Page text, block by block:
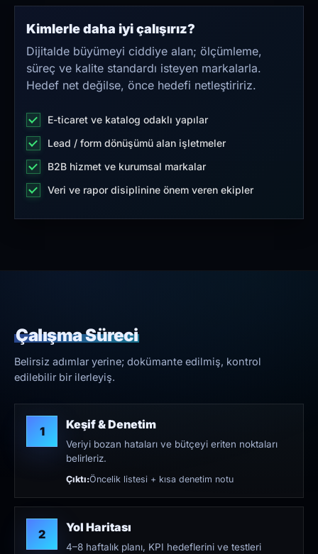
Kimlerle daha iyi çalışırız?
Dijitalde büyümeyi ciddiye alan; ölçümleme,
süreç ve kalite standardı isteyen markalarla.
Hedef net değilse, önce hedefi netleştiririz.
E-ticaret ve katalog odaklı yapılar
Lead / form dönüşümü alan işletmeler
B2B hizmet ve kurumsal markalar
Veri ve rapor disiplinine önem veren ekipler
Çalışma Süreci
Belirsiz adımlar yerine; dokümante edilmiş, kontrol
edilebilir bir ilerleyiş.
1 Keşif & Denetim
Veriyi bozan hataları ve bütçeyi eriten noktaları
belirleriz.
Çıktı:Öncelik listesi + kısa denetim notu
2 Yol Haritası
4–8 haftalık planı, KPI hedeflerini ve testleri